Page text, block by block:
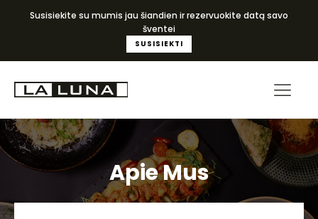
Susisiekite su mumis jau šiandien ir rezervuokite datą savo
šventei
SUSISIEKTI
Apie Mus